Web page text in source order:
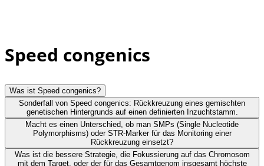
Speed congenics
Was ist Speed congenics?
Sonderfall von Speed congenics: Rückkreuzung eines gemischten
genetischen Hintergrunds auf einen definierten Inzuchtstamm.
Macht es einen Unterschied, ob man SMPs (Single Nucleotide
Polymorphisms) oder STR-Marker für das Monitoring einer
Rückkreuzung einsetzt?
Was ist die bessere Strategie, die Fokussierung auf das Chromosom
mit dem Target, oder der für das Gesamtgenom insgesamt höchste